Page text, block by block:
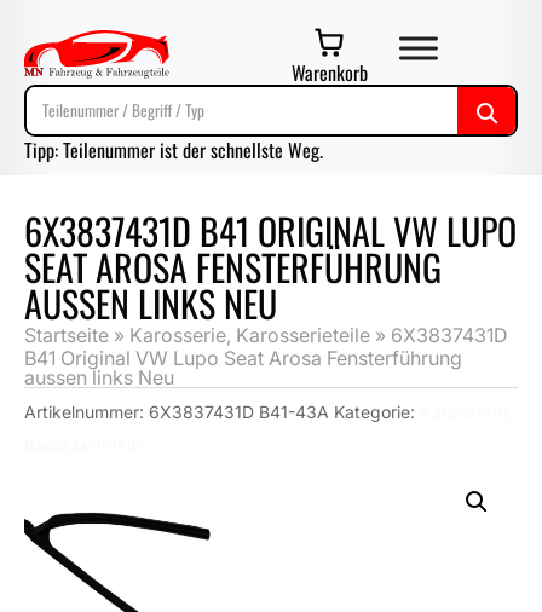
Warenkorb
Tipp: Teilenummer ist der schnellste Weg.
6X3837431D B41 ORIGINAL VW LUPO
SEAT AROSA FENSTERFÜHRUNG
AUSSEN LINKS NEU
Startseite » Karosserie, Karosserieteile » 6X3837431D
B41 Original VW Lupo Seat Arosa Fensterführung
aussen links Neu
Artikelnummer: 6X3837431D B41-43A Kategorie: